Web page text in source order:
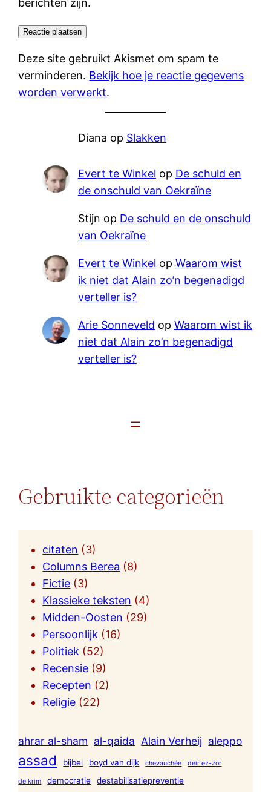
berichten zijn.
Deze site gebruikt Akismet om spam te
verminderen. Bekijk hoe je reactie gegevens
worden verwerkt.
Diana op Slakken
Evert te Winkel op De schuld en
de onschuld van Oekraïne
Stijn op De schuld en de onschuld
van Oekraïne
Evert te Winkel op Waarom wist
ik niet dat Alain zo’n begenadigd
verteller is?
Arie Sonneveld op Waarom wist ik
niet dat Alain zo’n begenadigd
verteller is?
Gebruikte categorieën
citaten (3)
Columns Berea (8)
Fictie (3)
Klassieke teksten (4)
Midden-Oosten (29)
Persoonlijk (16)
Politiek (52)
Recensie (9)
Recepten (2)
Religie (22)
ahrar al-sham al-qaida Alain Verheij aleppo
assad bijbel boyd van dijk chevauchée deir ez-zor
de krim democratie destabilisatiepreventie